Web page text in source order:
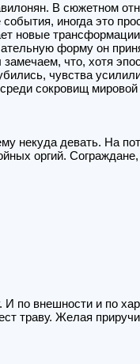
В сюжетном
иногда это
новые
форму он
что, хотя
чувства
сокровищ мировой
некуда девать. На
оргий.
по внешности и по
траву. Желая